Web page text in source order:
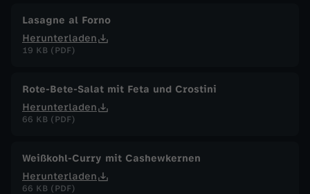
Lasagne al Forno
Herunterladen
19 KB (PDF)
Rote-Bete-Salat mit Feta und Crostini
Herunterladen
66 KB (PDF)
Weißkohl-Curry mit Cashewkernen
Herunterladen
66 KB (PDF)